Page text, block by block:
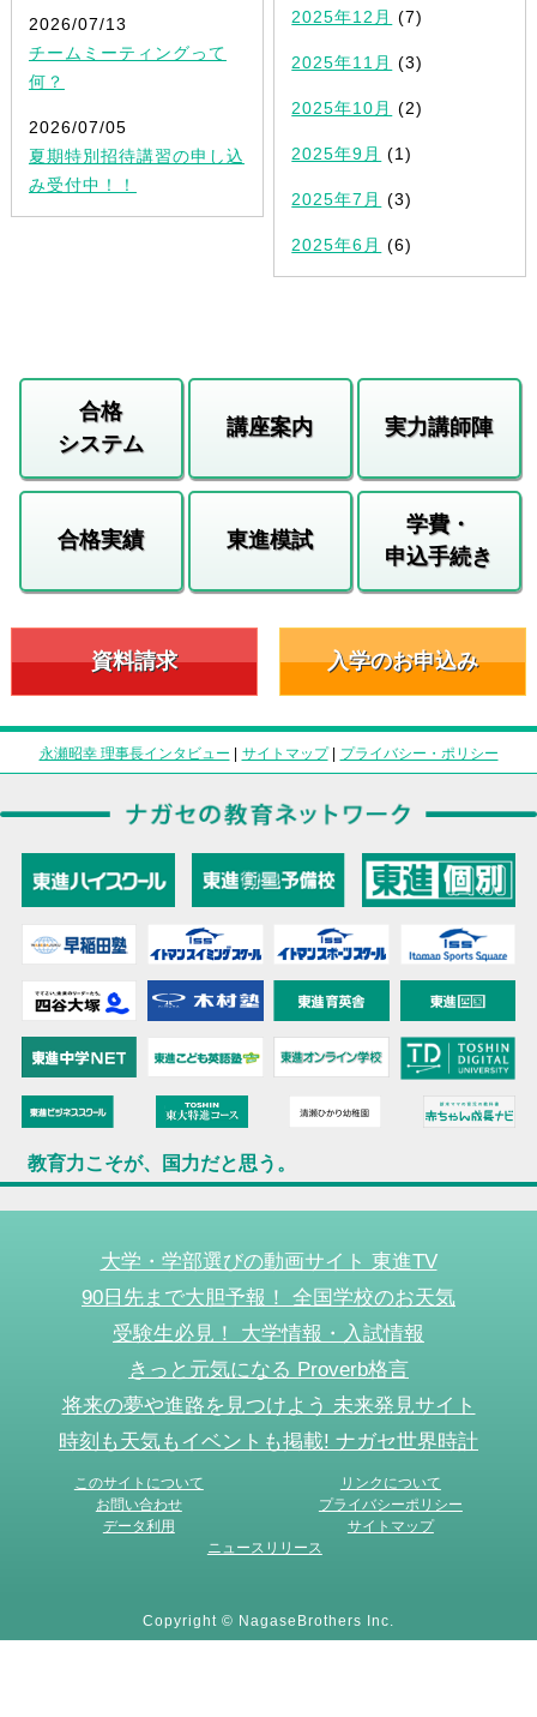
2026/07/13
チームミーティングって
何？
2026/07/05
夏期特別招待講習の申し込
み受付中！！
2025年12月 (7)
2025年11月 (3)
2025年10月 (2)
2025年9月 (1)
2025年7月 (3)
2025年6月 (6)
合格
システム
講座案内 実力講師陣
合格実績 東進模試
学費・
申込手続き
資料請求 入学のお申込み
永瀬昭幸 理事長インタビュー | サイトマップ| プライバシー・ポリシー
教育力こそが、国力だと思う。
大学・学部選びの動画サイト 東進TV
90日先まで大胆予報！ 全国学校のお天気
受験生必見！ 大学情報・入試情報
きっと元気になる Proverb格言
将来の夢や進路を見つけよう 未来発見サイト
時刻も天気もイベントも掲載! ナガセ世界時計
このサイトについて
リンクについて
お問い合わせ
プライバシーポリシー
データ利用
サイトマップ
ニュースリリース
Copyright © NagaseBrothers Inc.